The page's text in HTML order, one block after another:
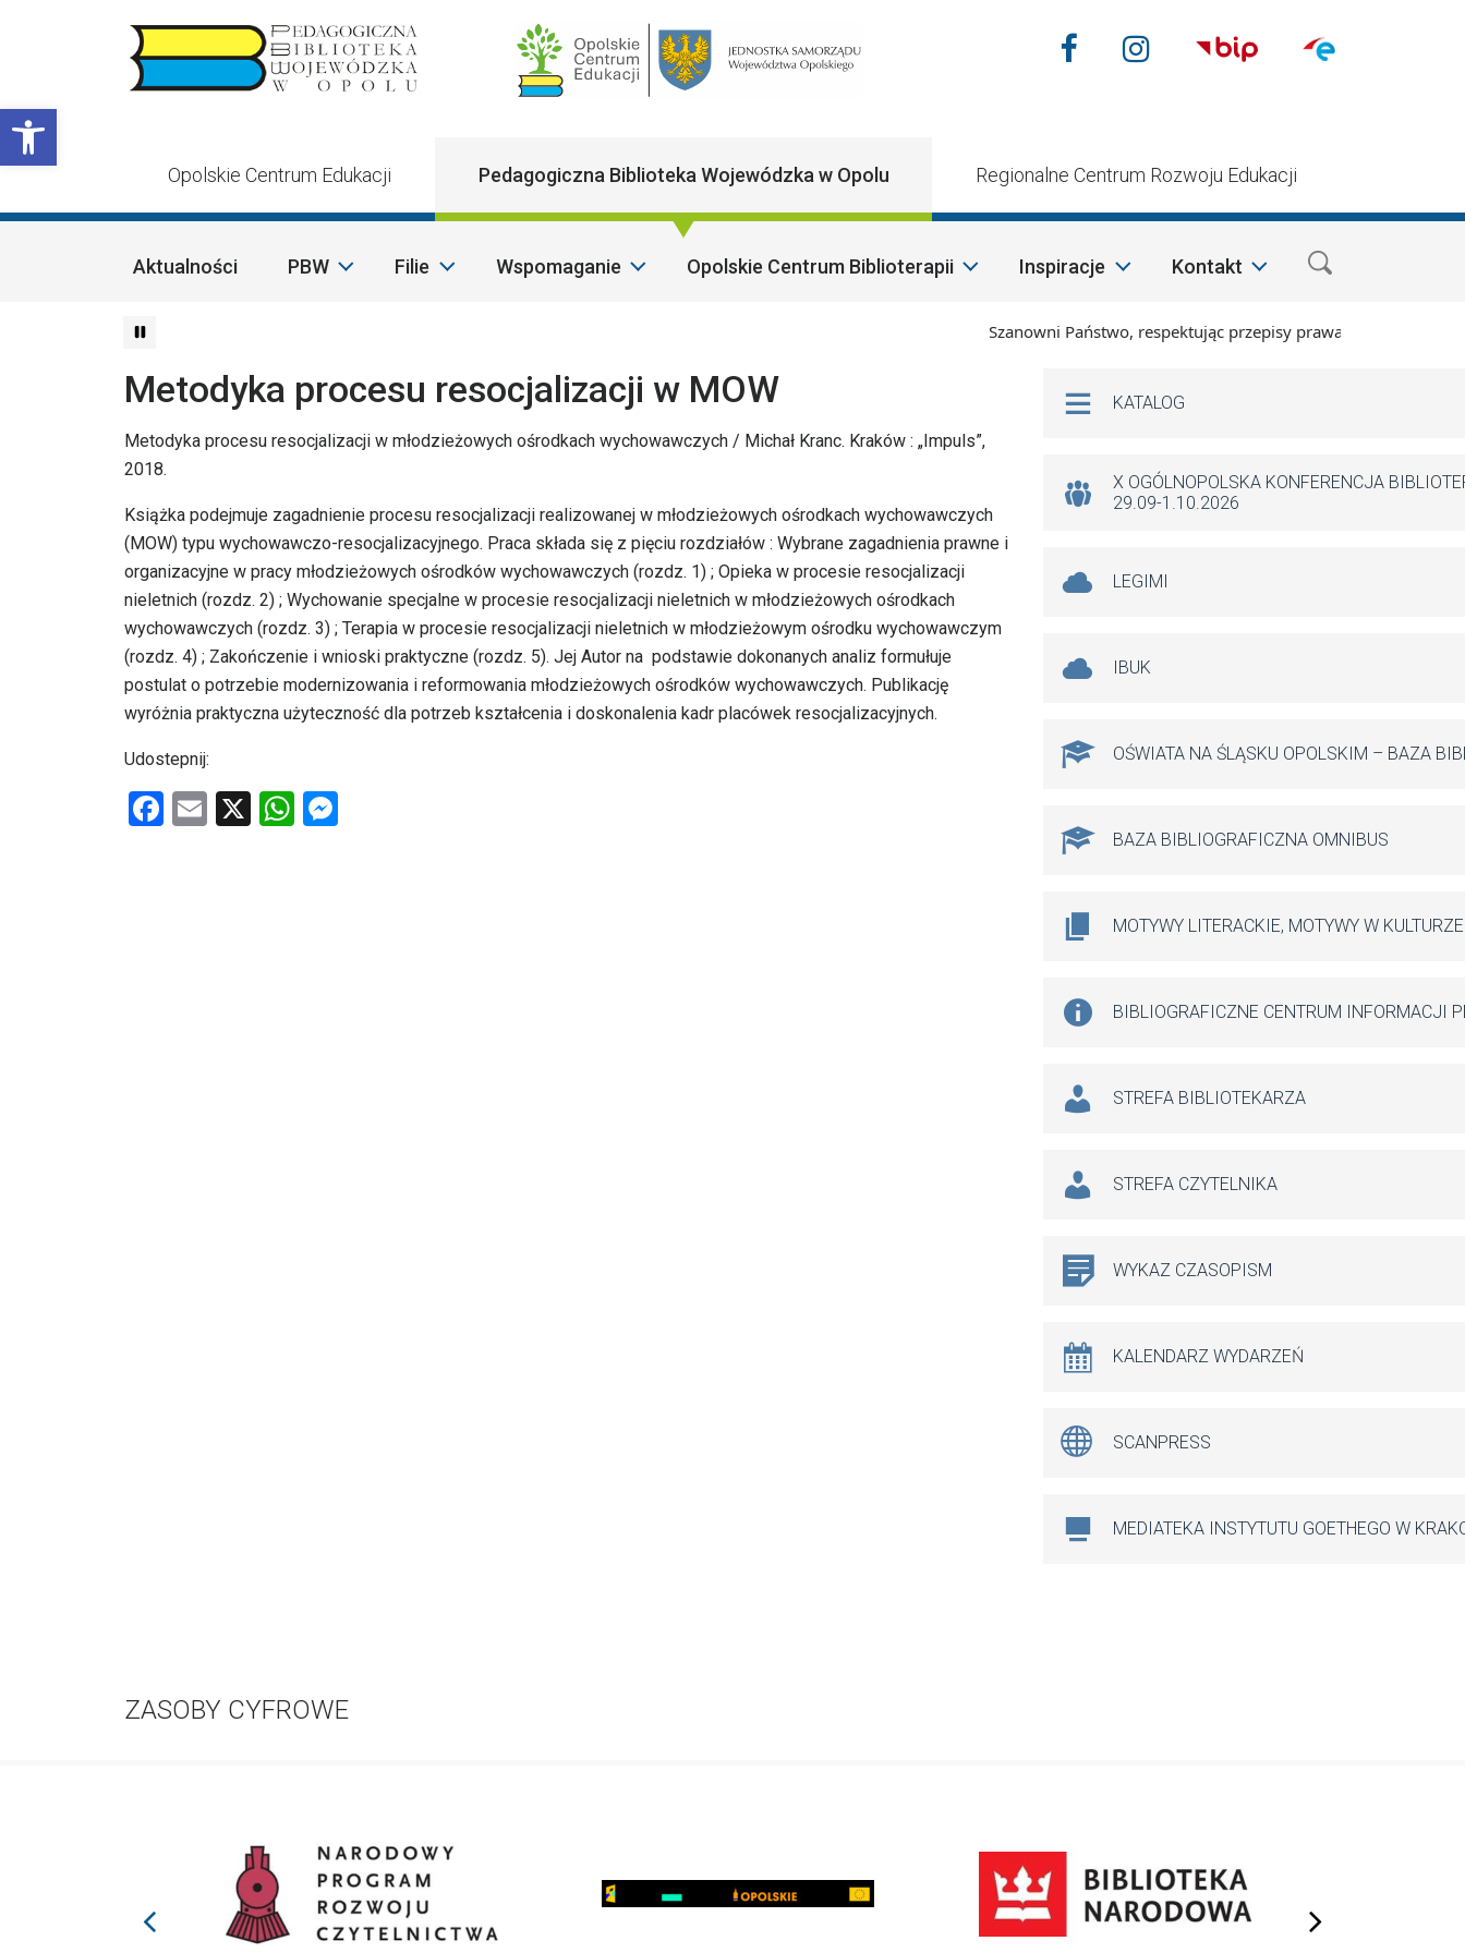
Otwórz pasek narzędzi
Main Navigation
Nasze media
FacebookInstagram
Opolskie Centrum Edukacji Pedagogiczna Biblioteka Wojewódzka w Opolu Regionalne Centrum Rozwoju Edukacji
Aktualności PBW Filie Wspomaganie Opolskie Centrum Biblioterapii Inspiracje Kontakt
Szanowni Państwo, respektując przepisy prawa i mając na
Metodyka procesu resocjalizacji w MOW
Metodyka procesu resocjalizacji w młodzieżowych ośrodkach wychowawczych / Michał Kranc. Kraków : „Impuls”,
2018.
Książka podejmuje zagadnienie procesu resocjalizacji realizowanej w młodzieżowych ośrodkach wychowawczych
(MOW) typu wychowawczo-resocjalizacyjnego. Praca składa się z pięciu rozdziałów : Wybrane zagadnienia prawne i
organizacyjne w pracy młodzieżowych ośrodków wychowawczych (rozdz. 1) ; Opieka w procesie resocjalizacji
nieletnich (rozdz. 2) ; Wychowanie specjalne w procesie resocjalizacji nieletnich w młodzieżowych ośrodkach
wychowawczych (rozdz. 3) ; Terapia w procesie resocjalizacji nieletnich w młodzieżowym ośrodku wychowawczym
(rozdz. 4) ; Zakończenie i wnioski praktyczne (rozdz. 5). Jej Autor na podstawie dokonanych analiz formułuje
postulat o potrzebie modernizowania i reformowania młodzieżowych ośrodków wychowawczych. Publikację
wyróżnia praktyczna użyteczność dla potrzeb kształcenia i doskonalenia kadr placówek resocjalizacyjnych.
Udostepnij:
F
E
X
W
Na skróty
KATALOG
X OGÓLNOPOLSKA KONFERENCJA
29.09-1.10.2026
LEGIMI
IBUK
OŚWIATA NA ŚLĄSKU OPOLSKIM – BAZA
BAZA BIBLIOGRAFICZNA OMNIBUS
MOTYWY LITERACKIE, MOTYWY W KULTURZE
BIBLIOGRAFICZNE CENTRUM INFORMACJI
STREFA BIBLIOTEKARZA
STREFA CZYTELNIKA
WYKAZ CZASOPISM
KALENDARZ WYDARZEŃ
SCANPRESS
MEDIATEKA INSTYTUTU GOETHEGO W
ZASOBY CYFROWE
prev next